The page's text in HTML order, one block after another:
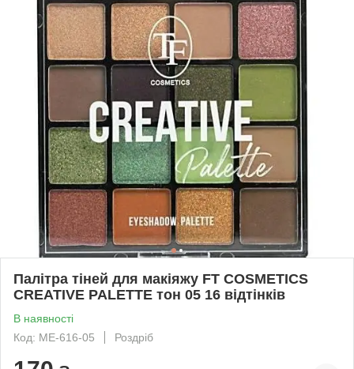
Палітра тіней для макіяжу FT COSMETICS
CREATIVE PALETTE тон 05 16 відтінків
В наявності
Код: ME-616-05
Роздріб